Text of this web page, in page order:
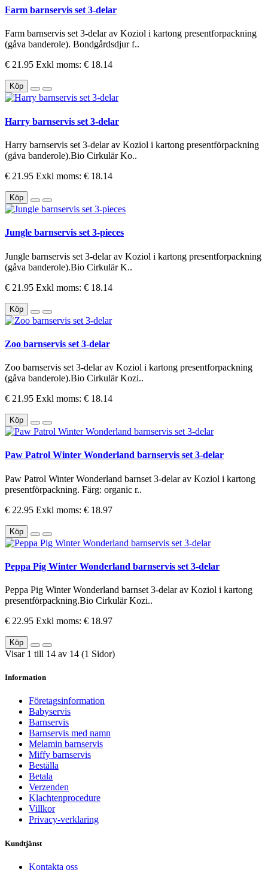
Farm barnservis set 3-delar
Farm barnservis set 3-delar av Koziol i kartong presentforpackning
(gåva banderole). Bondgårdsdjur f..
€ 21.95 Exkl moms: € 18.14
Köp
Harry barnservis set 3-delar
Harry barnservis set 3-delar av Koziol i kartong presentförpackning
(gåva banderole).Bio Cirkulär Ko..
€ 21.95 Exkl moms: € 18.14
Köp
Jungle barnservis set 3-pieces
Jungle barnservis set 3-delar av Koziol i kartong presentforpackning
(gåva banderole).Bio Cirkulär K..
€ 21.95 Exkl moms: € 18.14
Köp
Zoo barnservis set 3-delar
Zoo barnservis set 3-delar av Koziol i kartong presentforpackning
(gåva banderole).Bio Cirkulär Kozi..
€ 21.95 Exkl moms: € 18.14
Köp
Paw Patrol Winter Wonderland barnservis set 3-delar
Paw Patrol Winter Wonderland barnset 3-delar av Koziol i kartong
presentförpackning. Färg: organic r..
€ 22.95 Exkl moms: € 18.97
Köp
Peppa Pig Winter Wonderland barnservis set 3-delar
Peppa Pig Winter Wonderland barnset 3-delar av Koziol i kartong
presentförpackning.Bio Cirkulär Kozi..
€ 22.95 Exkl moms: € 18.97
Köp
Visar 1 till 14 av 14 (1 Sidor)
Information
Företagsinformation
Babyservis
Barnservis
Barnservis med namn
Melamin barnservis
Miffy barnservis
Beställa
Betala
Verzenden
Klachtenprocedure
Villkor
Privacy-verklaring
Kundtjänst
Kontakta oss